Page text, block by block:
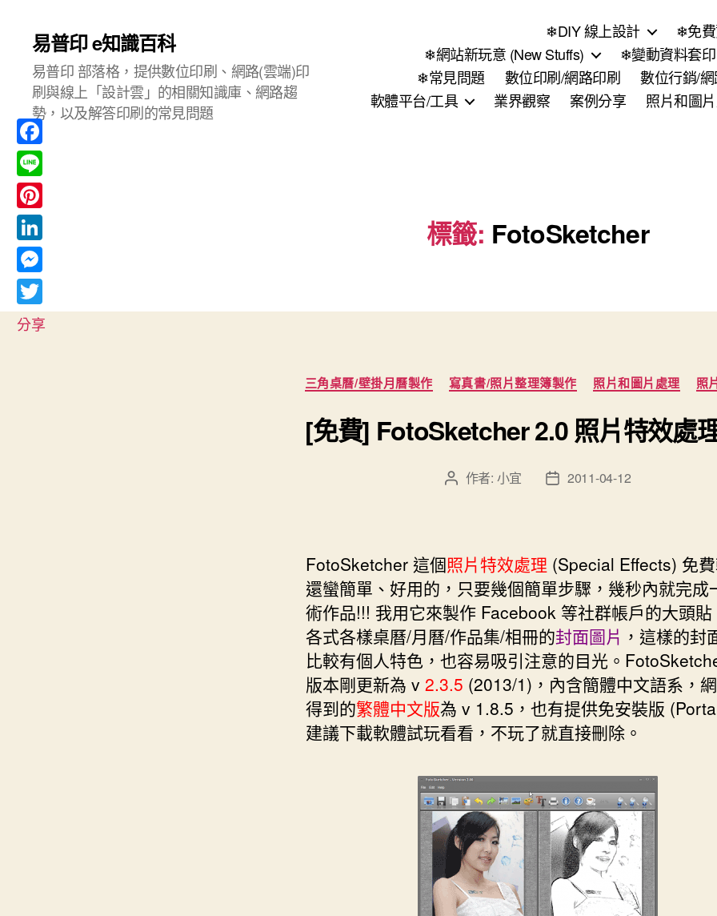
易普印 e知識百科
易普印 部落格，提供數位印刷、網路(雲端)印
刷與線上「設計雲」的相關知識庫、網路趨
勢，以及解答印刷的常見問題
❄DIY 線上設計
❄免
❄網站新玩意 (New Stuffs)
❄變動資料套
❄常見問題
數位印刷/網路印刷
數位行銷/
軟體平台/工具
業界觀察 案例分享 照片和圖
標籤: FotoSketcher
分
類
三角桌曆/壁掛月曆製作 寫真書/照片整理簿製作 照片和圖片處理 照
[免費] FotoSketcher 2.0 照片特效處
文 作者: 小宜
文
日
期
2011-04-12
FotoSketcher 這個照片特效處理 (Special Effects) 免
還蠻簡單、好用的，只要幾個簡單步驟，幾秒內就完成
術作品!!! 我用它來製作 Facebook 等社群帳戶的大頭
各式各樣桌曆/月曆/作品集/相冊的封面圖片 ，這樣的封
比較有個人特色，也容易吸引注意的目光。
版本剛更新為 v 2.3.5 (2013/1)，內含簡體中文語系，
得到的繁體中文版為 v 1.8.5，也有提供免安裝版
建議下載軟體試玩看看，不玩了就直接刪除。
F
a
c
e
b
o
o
k
L
i
n
e
P
i
n
t
e
L
i
n
k
M
e
s
T
分享